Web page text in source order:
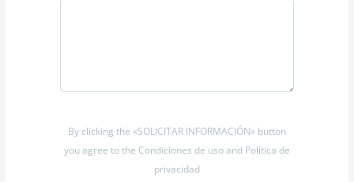
By clicking the «SOLICITAR INFORMACIÓN» button
you agree to the Condiciones de uso and Política de
privacidad